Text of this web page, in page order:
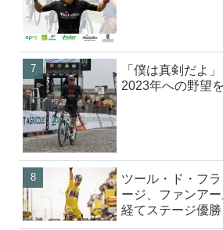
「僕は真剣だよ
2023年への野望
ツール・ド・フ
ージ、ファンア
経てステージ優